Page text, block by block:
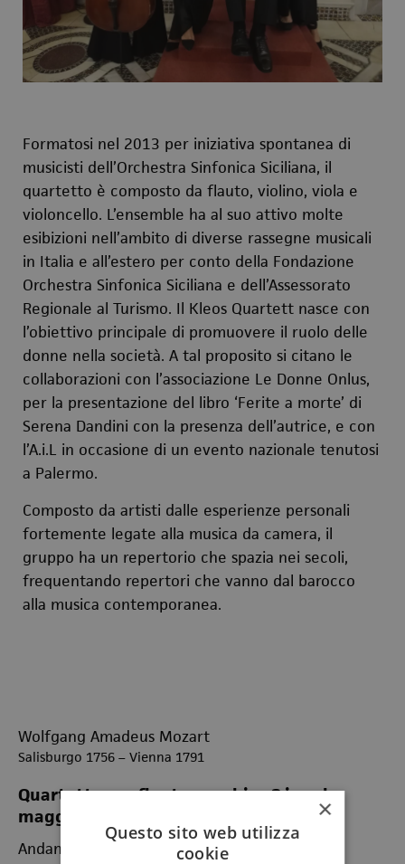
Formatosi nel 2013 per iniziativa spontanea di
musicisti dell’Orchestra Sinfonica Siciliana, il
quartetto è composto da flauto, violino, viola e
violoncello. L’ensemble ha al suo attivo molte
esibizioni nell’ambito di diverse rassegne musicali
in Italia e all’estero per conto della Fondazione
Orchestra Sinfonica Siciliana e dell’Assessorato
Regionale al Turismo. Il Kleos Quartett nasce con
l’obiettivo principale di promuovere il ruolo delle
donne nella società. A tal proposito si citano le
collaborazioni con l’associazione Le Donne Onlus,
per la presentazione del libro ‘Ferite a morte’ di
Serena Dandini con la presenza dell’autrice, e con
l’A.i.L in occasione di un evento nazionale tenutosi
a Palermo.
Composto da artisti dalle esperienze personali
fortemente legate alla musica da camera, il
gruppo ha un repertorio che spazia nei secoli,
frequentando repertori che vanno dal barocco
alla musica contemporanea.
Wolfgang Amadeus Mozart
Salisburgo 1756 – Vienna 1791
Quartetto per flauto e archi n. 2 in sol
maggiore KV 285a
Andante - Tempo di Minuetto
×
Questo sito web utilizza
cookie